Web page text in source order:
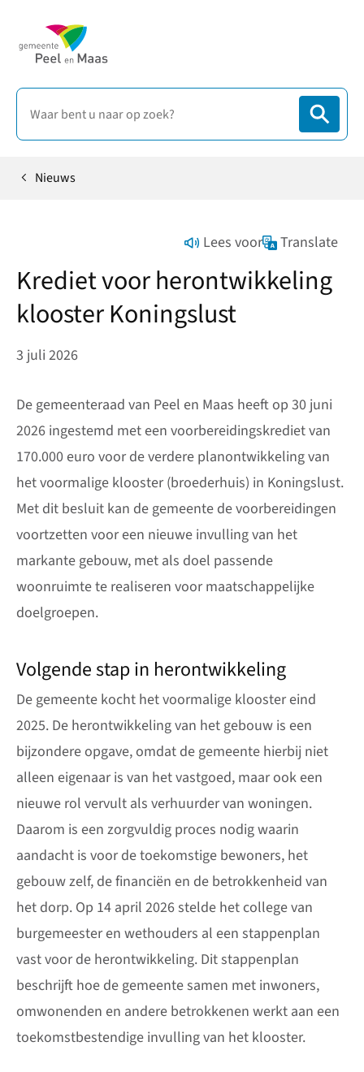
HomeNieuws
Lees voor Translate
Krediet voor herontwikkeling
klooster Koningslust
3 juli 2026
De gemeenteraad van Peel en Maas heeft op 30 juni
2026 ingestemd met een voorbereidingskrediet van
170.000 euro voor de verdere planontwikkeling van
het voormalige klooster (broederhuis) in Koningslust.
Met dit besluit kan de gemeente de voorbereidingen
voortzetten voor een nieuwe invulling van het
markante gebouw, met als doel passende
woonruimte te realiseren voor maatschappelijke
doelgroepen.
Volgende stap in herontwikkeling
De gemeente kocht het voormalige klooster eind
2025. De herontwikkeling van het gebouw is een
bijzondere opgave, omdat de gemeente hierbij niet
alleen eigenaar is van het vastgoed, maar ook een
nieuwe rol vervult als verhuurder van woningen.
Daarom is een zorgvuldig proces nodig waarin
aandacht is voor de toekomstige bewoners, het
gebouw zelf, de financiën en de betrokkenheid van
het dorp. Op 14 april 2026 stelde het college van
burgemeester en wethouders al een stappenplan
vast voor de herontwikkeling. Dit stappenplan
beschrijft hoe de gemeente samen met inwoners,
omwonenden en andere betrokkenen werkt aan een
toekomstbestendige invulling van het klooster.